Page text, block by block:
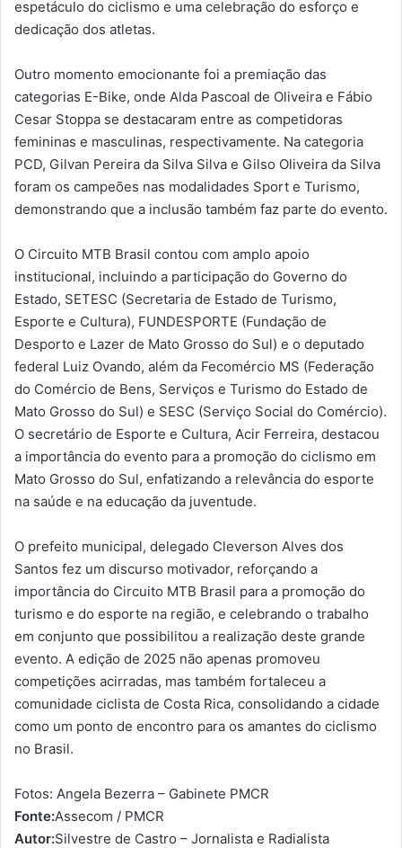
espetáculo do ciclismo e uma celebração do esforço e
dedicação dos atletas.
Outro momento emocionante foi a premiação das
categorias E-Bike, onde Alda Pascoal de Oliveira e Fábio
Cesar Stoppa se destacaram entre as competidoras
femininas e masculinas, respectivamente. Na categoria
PCD, Gilvan Pereira da Silva Silva e Gilso Oliveira da Silva
foram os campeões nas modalidades Sport e Turismo,
demonstrando que a inclusão também faz parte do evento.
O Circuito MTB Brasil contou com amplo apoio
institucional, incluindo a participação do Governo do
Estado, SETESC (Secretaria de Estado de Turismo,
Esporte e Cultura), FUNDESPORTE (Fundação de
Desporto e Lazer de Mato Grosso do Sul) e o deputado
federal Luiz Ovando, além da Fecomércio MS (Federação
do Comércio de Bens, Serviços e Turismo do Estado de
Mato Grosso do Sul) e SESC (Serviço Social do Comércio).
O secretário de Esporte e Cultura, Acir Ferreira, destacou
a importância do evento para a promoção do ciclismo em
Mato Grosso do Sul, enfatizando a relevância do esporte
na saúde e na educação da juventude.
O prefeito municipal, delegado Cleverson Alves dos
Santos fez um discurso motivador, reforçando a
importância do Circuito MTB Brasil para a promoção do
turismo e do esporte na região, e celebrando o trabalho
em conjunto que possibilitou a realização deste grande
evento. A edição de 2025 não apenas promoveu
competições acirradas, mas também fortaleceu a
comunidade ciclista de Costa Rica, consolidando a cidade
como um ponto de encontro para os amantes do ciclismo
no Brasil.
Fotos: Angela Bezerra – Gabinete PMCR
Fonte:Assecom / PMCR
Autor:Silvestre de Castro – Jornalista e Radialista